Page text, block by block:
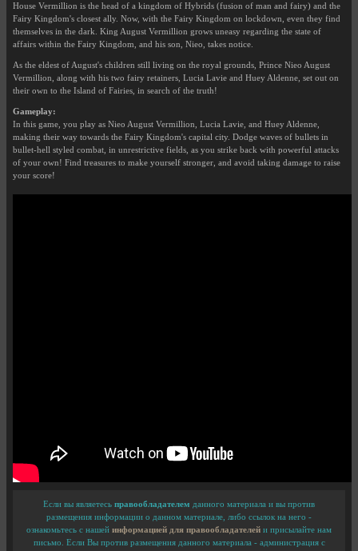
House Vermillion is the head of a kingdom of Hybrids (fusion of man and fairy) and the
Fairy Kingdom's closest ally. Now, with the Fairy Kingdom on lockdown, even they find
themselves in the dark. King August Vermillion grows uneasy regarding the state of
affairs within the Fairy Kingdom, and his son, Nieo, takes notice.
As the eldest of August's children still living on the royal grounds, Prince Nieo August
Vermillion, along with his two fairy retainers, Lucia Lavie and Huey Aldenne, set out on
their own to the Island of Fairies, in search of the truth!
Gameplay:
In this game, you play as Nieo August Vermillion, Lucia Lavie, and Huey Aldenne,
making their way towards the Fairy Kingdom's capital city. Dodge waves of bullets in
bullet-hell styled combat, in unrestrictive fields, as you strike back with powerful attacks
of your own! Find treasures to make yourself stronger, and avoid taking damage to raise
your score!
Если вы являетесь правообладателем данного материала и вы против
размещения информации о данном материале, либо ссылок на него -
ознакомьтесь с нашей информацией для правообладателей и присылайте нам
письмо. Если Вы против размещения данного материала - администрация с